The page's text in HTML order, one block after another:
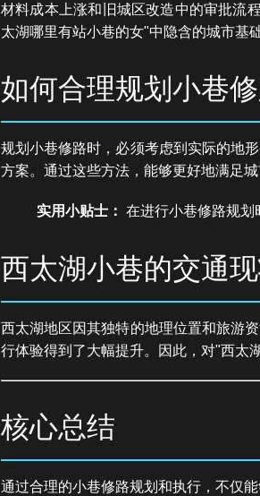
材料成本上涨和旧城区改造中的审批流
太湖哪里有站小巷的女"中隐含的城市基
如何合理规划小巷
规划小巷修路时，必须考虑到实际的地
方案。通过这些方法，能够更好地满足
实用小贴士： 在进行小巷修路规划
西太湖小巷的交通
西太湖地区因其独特的地理位置和旅游
行体验得到了大幅提升。因此，对"西太
核心总结
通过合理的小巷修路规划和执行，不仅